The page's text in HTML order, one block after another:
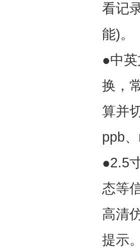
看记
能)。
●中
换，
算并
ppb
●2.5
态等
高清
提示